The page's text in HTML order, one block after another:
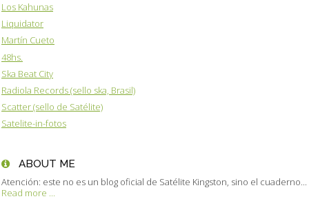
Los Kahunas
Liquidator
Martín Cueto
48hs.
Ska Beat City
Radiola Records (sello ska, Brasil)
Scatter (sello de Satélite)
Satelite-in-fotos
ABOUT ME
Atención: este no es un blog oficial de Satélite Kingston, sino el cuaderno...
Read more ...